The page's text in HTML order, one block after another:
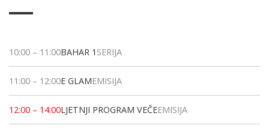
10:00 – 11:00BAHAR 1 SERIJA
11:00 – 12:00E GLAMEMISIJA
12:00 – 14:00LJETNJI PROGRAM VEČEEMISIJA